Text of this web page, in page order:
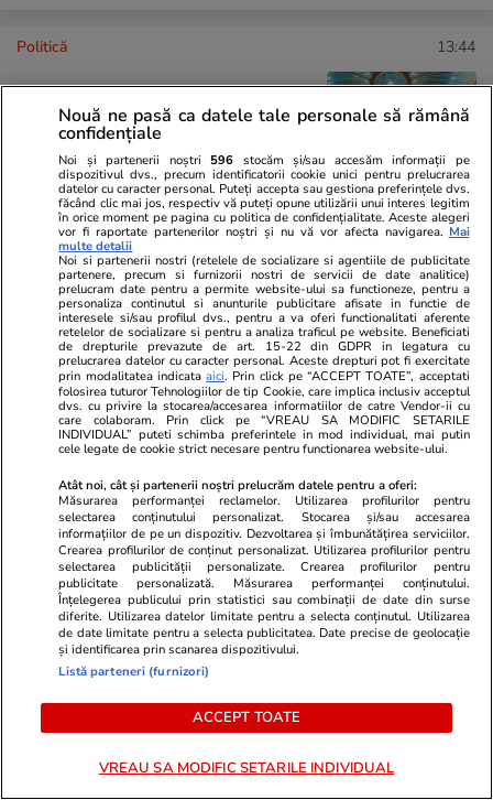
Politică 13:44
Parlamentarii își întrerup
vacanța pentru o sesiune
extraordinară între 27 și 31
iulie 2026
PARTENERI
ZiaruldeIasi.ro
Proiectul imobiliar pregătit lângă
Lidl Moara de Foc este scos la
vânzare. Dezvoltatorul este
asociat în piață cu un alt proiect
de anvergură
Fanatik.ro
Nadia
sportivi
Nouă ne pasă ca datele tale personale să rămână
confidențiale
Noi și partenerii noștri 596 stocăm și/sau accesăm informații pe
dispozitivul dvs., precum identificatorii cookie unici pentru prelucrarea
datelor cu caracter personal. Puteți accepta sau gestiona preferințele dvs.
făcând clic mai jos, respectiv vă puteți opune utilizării unui interes legitim
în orice moment pe pagina cu politica de confidențialitate. Aceste alegeri
vor fi raportate partenerilor noștri și nu vă vor afecta navigarea. Mai
multe detalii
Noi si partenerii nostri (retelele de socializare si agentiile de publicitate
partenere, precum si furnizorii nostri de servicii de date analitice)
prelucram date pentru a permite website-ului sa functioneze, pentru a
personaliza continutul si anunturile publicitare afisate in functie de
interesele si/sau profilul dvs., pentru a va oferi functionalitati aferente
retelelor de socializare si pentru a analiza traficul pe website. Beneficiati
de drepturile prevazute de art. 15-22 din GDPR in legatura cu
prelucrarea datelor cu caracter personal. Aceste drepturi pot fi exercitate
prin modalitatea indicataaici. Prin click pe “ACCEPT TOATE”, acceptati
folosirea tuturor Tehnologiilor de tip Cookie, care implica inclusiv acceptul
dvs. cu privire la stocarea/accesarea informatiilor de catre Vendor-ii cu
care colaboram. Prin click pe “VREAU SA MODIFIC SETARILE
INDIVIDUAL” puteti schimba preferintele in mod individual, mai putin
cele legate de cookie strict necesare pentru functionarea website-ului.
Atât noi, cât și partenerii noștri prelucrăm datele pentru a oferi:
Măsurarea performanței reclamelor. Utilizarea profilurilor pentru
selectarea conținutului personalizat. Stocarea și/sau accesarea
informațiilor de pe un dispozitiv. Dezvoltarea și îmbunătățirea serviciilor.
Crearea profilurilor de conținut personalizat. Utilizarea profilurilor pentru
selectarea publicității personalizate. Crearea profilurilor pentru
publicitate personalizată. Măsurarea performanței conținutului.
Înțelegerea publicului prin statistici sau combinații de date din surse
diferite. Utilizarea datelor limitate pentru a selecta conținutul. Utilizarea
de date limitate pentru a selecta publicitatea. Date precise de geolocație
și identificarea prin scanarea dispozitivului.
Listă parteneri (furnizori)
ACCEPT TOATE
VREAU SA MODIFIC SETARILE INDIVIDUAL